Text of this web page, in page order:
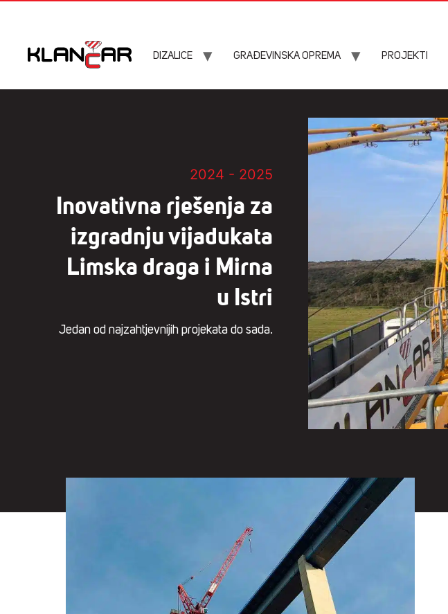
DIZALICE GRAĐEVINSKA OPREMA PROJEKTI
2024 - 2025
Inovativna rješenja za
izgradnju vijadukata
Limska draga i Mirna
u Istri
Jedan od najzahtjevnijih projekata do sada.